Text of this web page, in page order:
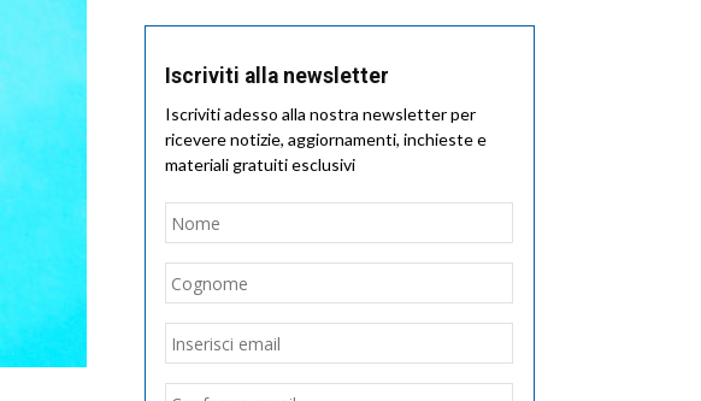
Iscriviti alla newsletter
Iscriviti adesso alla nostra newsletter per
ricevere notizie, aggiornamenti, inchieste e
materiali gratuiti esclusivi
Nome
Email